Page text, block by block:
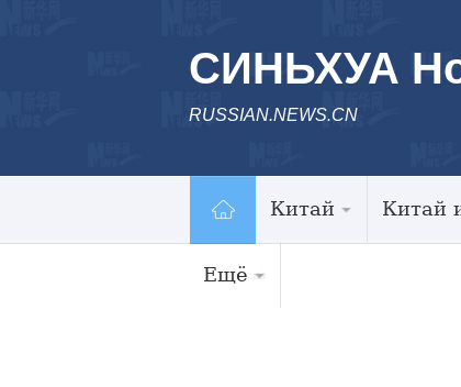
СИНЬХУА
RUSSIAN.NEWS.CN
Китай Китай
Ещё